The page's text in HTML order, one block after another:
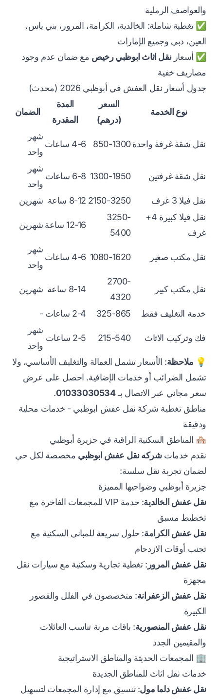
والعواصف الرملية
✅ تغطية شاملة: الخالدية، الكرامة، المرور، بني ياس،
العين، دبي وجميع الإمارات
✅ أسعارنقل اثاث ابوظبي رخيص مع ضمان عدم وجود
مصاريف خفية
جدول أسعار نقل العفش في أبوظبي 2026 (محدث)
نوع الخدمة
السعر
(درهم)
المدة
المقدرة
الضمان
نقل شقة غرفة واحدة850-1300 4-6 ساعات
شهر
واحد
نقل شقة غرفتين 1300-1950 6-8 ساعات
شهر
واحد
نقل فيلا 3 غرف
2150-3250 8-12 ساعة
شهرين
نقل فيلا كبيرة 4+
غرف
3250-
5400
12-16 ساعة شهرين
نقل مكتب صغير 1080-1620 4-6 ساعات
شهر
واحد
نقل مكتب كبير
2700-
4320
8-14 ساعة شهرين
خدمة التغليف فقط 325-865 2-4 ساعات -
فك وتركيب الاثاث 215-540 2-5 ساعات
شهر
واحد
💡 ملاحظة: الأسعار تشمل العمالة والتغليف الأساسي، ولا
تشمل الضرائب أو خدمات الإضافية. احصل على عرض
سعر مجاني عبر الاتصال بـ01033030534
.
مناطق تغطية شركة نقل عفش ابوظبي - خدمات محلية
ودقيقة
🏘️ المناطق السكنية الراقية في جزيرة أبوظبي
نقدم خدماتشركه نقل عفش ابوظبي مخصصة لكل حي
لضمان تجربة نقل سلسة:
جزيرة أبوظبي وضواحيها المميزة
نقل عفش الخالدية
: خدمة VIP للمجمعات الفاخرة مع
تخطيط مسبق
نقل عفش الكرامة: حلول سريعة للمباني السكنية مع
تجنب أوقات الازدحام
نقل عفش المرور : تغطية تجارية وسكنية مع سيارات نقل
مجهزة
نقل عفش الزعفرانة: متخصصون في الفلل والقصور
الكبيرة
نقل عفش المنصورية: باقات مرنة تناسب العائلات
والمقيمين الجدد
🏢 المجمعات الحديثة والمناطق الاستراتيجية
خدمات نقل اثاث للمناطق الجديدة
نقل عفش دلما مول: تنسيق مع إدارة المجمعات لتسهيل